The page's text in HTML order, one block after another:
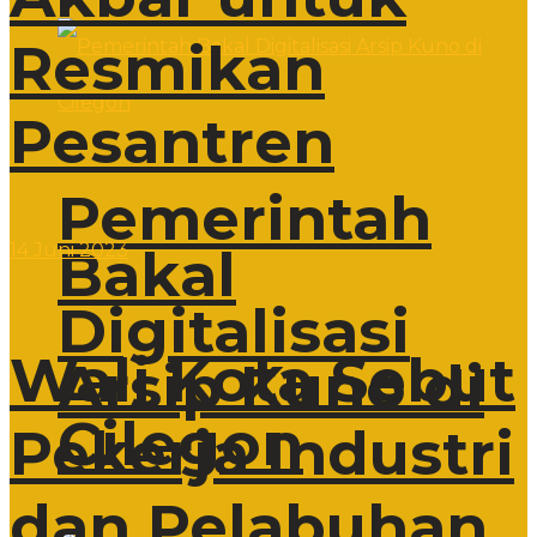
Pemerintah
Bakal
Digitalisasi
Arsip Kuno di
Cilegon
Resmikan
Pesantren
14 Juni 2023
Wali Kota Sebut
Pekerja Industri